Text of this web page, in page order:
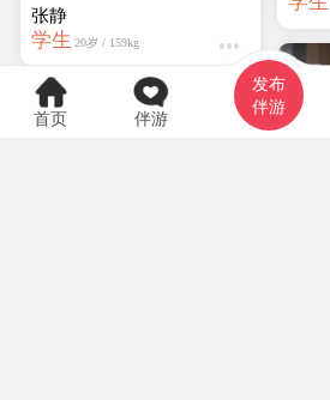
张静
学生 20岁 / 159kg
首页 伴游
发布
伴游